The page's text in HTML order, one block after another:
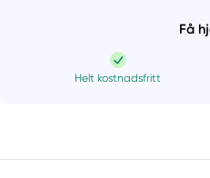
Få
Helt kostnadsfritt